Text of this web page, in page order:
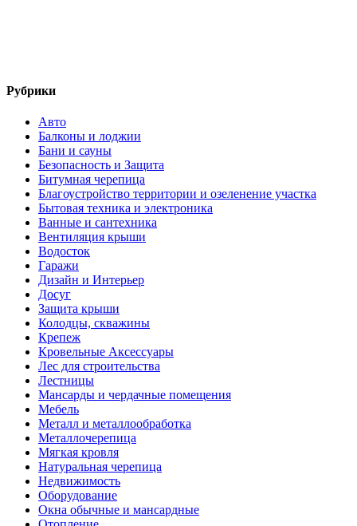
Рубрики
Авто
Балконы и лоджии
Бани и сауны
Безопасность и Защита
Битумная черепица
Благоустройство территории и озеленение участка
Бытовая техника и электроника
Ванные и сантехника
Вентиляция крыши
Водосток
Гаражи
Дизайн и Интерьер
Досуг
Защита крыши
Колодцы, скважины
Крепеж
Кровельные Аксессуары
Лес для строительства
Лестницы
Мансарды и чердачные помещения
Мебель
Металл и металлообработка
Металлочерепица
Мягкая кровля
Натуральная черепица
Недвижимость
Оборудование
Окна обычные и мансардные